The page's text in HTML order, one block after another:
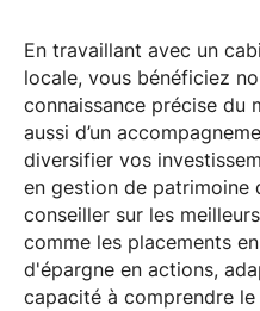
En travaillant avec un
locale, vous bénéficiez
connaissance précise du
aussi d’un
diversifier vos
en gestion de patrimoine
conseiller sur les
comme les placements
d'épargne en actions,
capacité à comprendre